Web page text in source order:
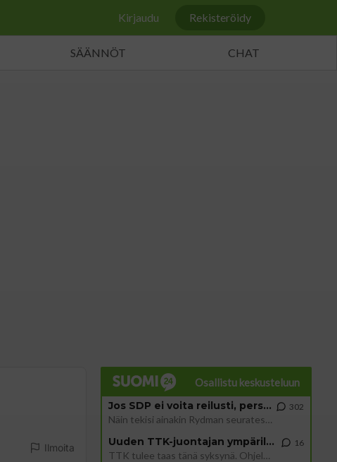
Kirjaudu Rekisteröidy
SÄÄNNÖT CHAT
Ilmoita
Osallistu keskusteluun
Jos SDP ei voita reilusti, persut kumoavat demokratian Suomesta
Näin tekisi ainakin Rydman seuratessaan idolinsa Trumpin mallia https://www.is.fi/politiikka/art-2000012187244.html
302
Uuden TTK-juontajan ympärillä epätietoisuus sakenee - Nyt MTV hämmentää soppaa
TTK tulee taas tänä syksynä. Ohjelman uudet tähtioppilaat julkistetaan torstaina 6. elokuuta klo 14 alkavassa lehdistö
16